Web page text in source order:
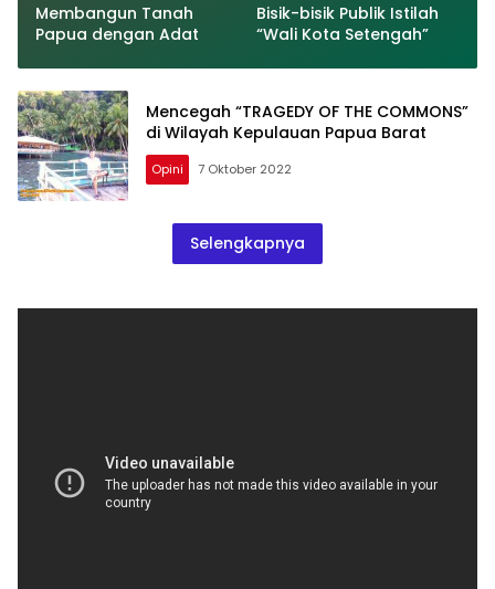
Membangun Tanah
Papua dengan Adat
Bisik-bisik Publik Istilah
“Wali Kota Setengah”
Mencegah “TRAGEDY OF THE COMMONS”
di Wilayah Kepulauan Papua Barat
Opini 7 Oktober 2022
Selengkapnya